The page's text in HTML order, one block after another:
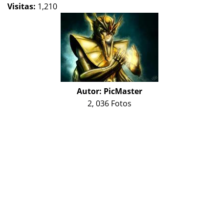
Visitas: 1,210
Autor: PicMaster
2, 036 Fotos